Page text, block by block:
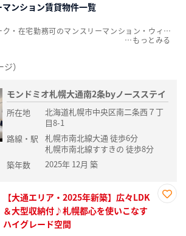
ンション賃貸物件一覧
）
モンドミオ札幌大通南2条byノースステイ
所在地
北海道札幌市中央区南二条西７丁
目8-1
路線・駅
札幌市南北線大通 徒歩6分
札幌市南北線すすきの 徒歩8分
築年数
2025年 12月 築
【大通エリア・2025年新築】広々LDK
＆大型収納付♪札幌都心を使いこなす
ハイグレード空間
札幌市中央区/テレワーク・在宅勤務可のマンスリーマンション・ウィークリーマンション賃貸物件一覧を、136件掲載中。敷金・礼金無料、家具・家電付をご紹介。こだわり条件での絞込みも簡単！
…